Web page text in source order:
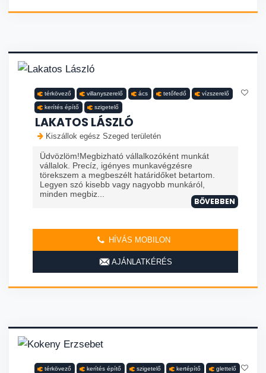
térkövező villanyszerelő ács tetőfedő vízszerelő
kerítés építő szigetelő
LAKATOS LÁSZLÓ
Kiszállok egész Szeged területén
Üdvözlöm!Megbizható vállalkozóként munkát
vállalok. Precíz, igényes munkavégzésre
törekszem a megbeszélt határidőket betartom.
Legyen szó kisebb vagy nagyobb munkáról,
minden megbiz...
BŐVEBBEN
HÍVÁS MOBILON
AJÁNLATKÉRÉS
térkövező kerítés építő szigetelő kertépítő glettelő